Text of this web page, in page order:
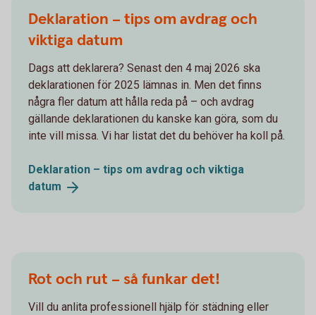
Deklaration – tips om avdrag och
viktiga datum
Dags att deklarera? Senast den 4 maj 2026 ska
deklarationen för 2025 lämnas in. Men det finns
några fler datum att hålla reda på – och avdrag
gällande deklarationen du kanske kan göra, som du
inte vill missa. Vi har listat det du behöver ha koll på.
Deklaration – tips om avdrag och viktiga
datum
Rot och rut – så funkar det!
Vill du anlita professionell hjälp för städning eller